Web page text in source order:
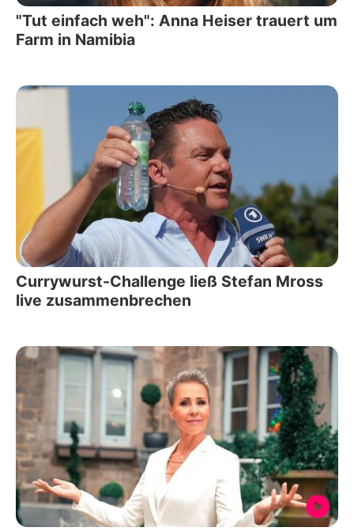
"Tut einfach weh": Anna Heiser trauert um
Farm in Namibia
Currywurst-Challenge ließ Stefan Mross
live zusammenbrechen